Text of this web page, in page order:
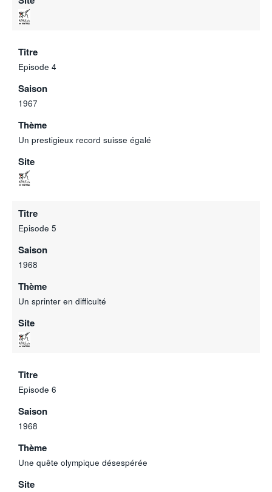
Titre
Episode 4
Saison
1967
Thème
Un prestigieux record suisse égalé
Site
Titre
Episode 5
Saison
1968
Thème
Un sprinter en difficulté
Site
Titre
Episode 6
Saison
1968
Thème
Une quête olympique désespérée
Site